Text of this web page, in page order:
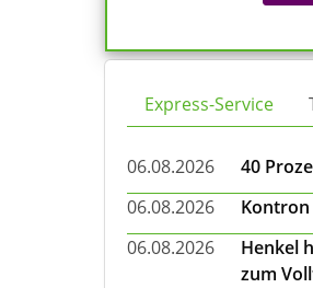
Express-Service
06.08.2026
40
06.08.2026
Kontron
06.08.2026
Henkel
zum